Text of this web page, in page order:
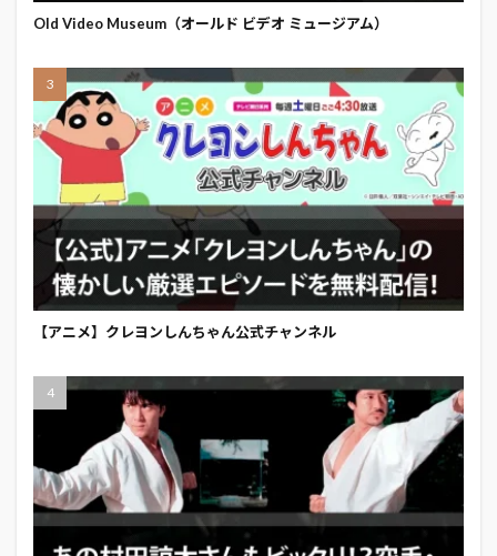
Old Video Museum（オールド ビデオ ミュージアム）
【アニメ】クレヨンしんちゃん公式チャンネル